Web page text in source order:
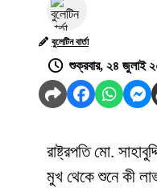
বুলেটিন বার্তা
শুক্রবার, ২৪ জুলাই
রাষ্ট্রপতি মো.
মুখ থেকে শুনে কী